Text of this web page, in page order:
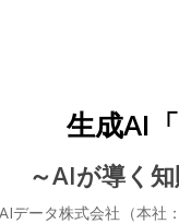
生成AI
～AIが導く
データ株式会社（本